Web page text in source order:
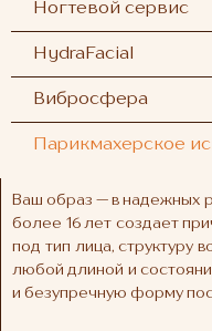
Ногтевой сервис
HydraFacial
Вибросфера
Парикмахерское
Ваш образ — в надежных
более 16 лет создает
под тип лица, структуру
любой длиной и
и безупречную форму